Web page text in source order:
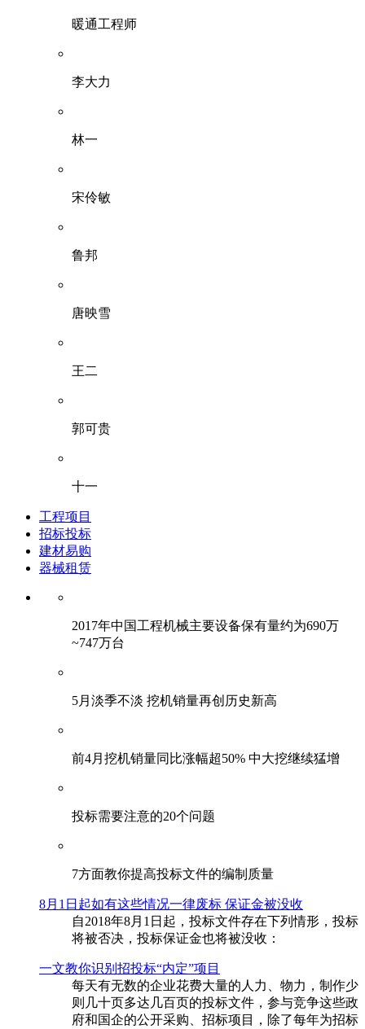
暖通工程师
李大力
林一
宋伶敏
鲁邦
唐映雪
王二
郭可贵
十一
工程项目
招标投标
建材易购
器械租赁
2017年中国工程机械主要设备保有量约为690万
~747万台
5月淡季不淡 挖机销量再创历史新高
前4月挖机销量同比涨幅超50% 中大挖继续猛增
投标需要注意的20个问题
​7方面教你提高投标文件的编制质量
8月1日起如有这些情况一律废标 保证金被没收
自2018年8月1日起，投标文件存在下列情形，投标
将被否决，投标保证金也将被没收：
一文教你识别招投标“内定”项目
每天有无数的企业花费大量的人力、物力，制作少
则几十页多达几百页的投标文件，参与竞争这些政
府和国企的公开采购、招标项目，除了每年为招标